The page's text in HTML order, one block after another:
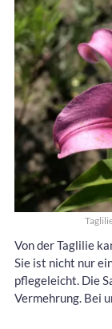
Von der Taglilie
Sie ist nicht nur
pflegeleicht. Die
Vermehrung. Bei